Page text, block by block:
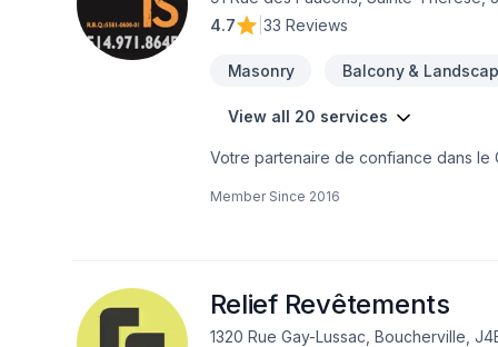
4.7
33 Reviews
Masonry Balcony &
View all 20 services
Votre partenaire de confiance dans le
Fissures de Fondations, Mûrets de
Member Since 2016
Relief Revêtements
1320 Rue Gay-Lussac, Boucherville,